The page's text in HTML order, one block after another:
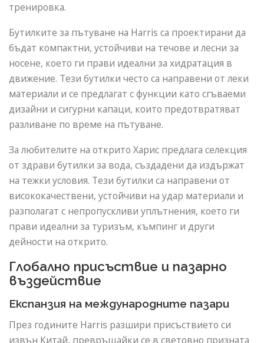
тренировка.
Бутилките за пътуване на Harris са проектирани да
бъдат компактни, устойчиви на течове и лесни за
носене, което ги прави идеални за хидратация в
движение. Тези бутилки често са направени от леки
материали и се предлагат с функции като сгъваеми
дизайни и сигурни капаци, които предотвратяват
разливане по време на пътуване.
За любителите на открито Харис предлага селекция
от здрави бутилки за вода, създадени да издържат
на тежки условия. Тези бутилки са направени от
висококачествени, устойчиви на удар материали и
разполагат с непропускливи уплътнения, което ги
прави идеални за туризъм, къмпинг и други
дейности на открито.
Глобално присъствие и пазарно
въздействие
Експанзия на международните пазари
През годините Harris разшири присъствието си
извън Китай, превръщайки се в световно призната